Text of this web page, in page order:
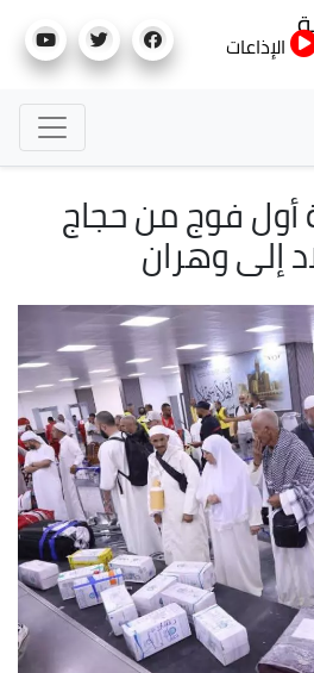
إلى
الإذاعات
أول فوج من حجاج
إلى وهران